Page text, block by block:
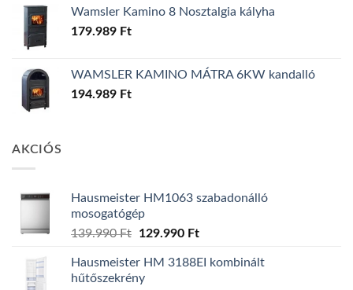
Wamsler Kamino 8 Nosztalgia kályha
179.989 Ft
WAMSLER KAMINO MÁTRA 6KW kandalló
194.989 Ft
AKCIÓS
Hausmeister HM1063 szabadonálló
mosogatógép
139.990Ft
Original
was:
139.990 Ft.
129.990 FtCurrent
is:
Hausmeister HM 3188EI kombinált
hűtőszekrény